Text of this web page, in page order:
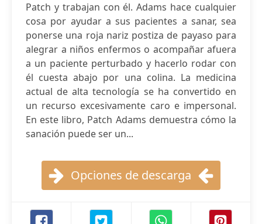
Patch y trabajan con él. Adams hace cualquier
cosa por ayudar a sus pacientes a sanar, sea
ponerse una roja nariz postiza de payaso para
alegrar a niños enfermos o acompañar afuera
a un paciente perturbado y hacerlo rodar con
él cuesta abajo por una colina. La medicina
actual de alta tecnología se ha convertido en
un recurso excesivamente caro e impersonal.
En este libro, Patch Adams demuestra cómo la
sanación puede ser un...
Opciones de descarga